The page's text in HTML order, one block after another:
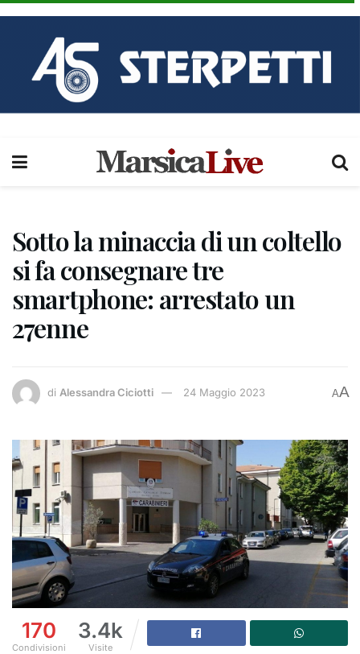
Sotto la minaccia di un coltello
si fa consegnare tre
smartphone: arrestato un
27enne
di Alessandra Ciciotti 24 Maggio 2023 AA
170
Condivisioni
3.4k
Visite